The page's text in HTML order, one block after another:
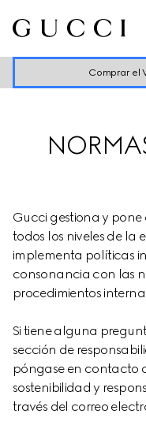
Comprar el
Gucci gestiona y
todos los niveles de la
implementa políticas
consonancia con las
procedimientos
Si tiene alguna
sección de
póngase en contacto
sostenibilidad y
través del correo